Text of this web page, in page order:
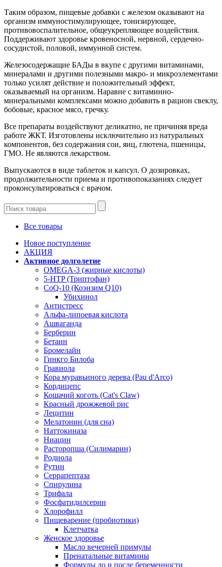
Таким образом, пищевые добавки с железом оказывают на
организм иммуностимулирующее, тонизирующее,
противовоспалительное, общеукрепляющее воздействия.
Поддерживают здоровье кровеносной, нервной, сердечно-
сосудистой, половой, иммунной систем.
Железосодержащие БАДы в вкупе с другими витаминами,
минералами и другими полезными макро- и микроэлементами
только усилят действие и положительный эффект,
оказываемый на организм. Наравне с витаминно-
минеральными комплексами можно добавить в рацион свеклу,
бобовые, красное мясо, гречку.
Все препараты воздействуют деликатно, не причиняя вреда
работе ЖКТ. Изготовлены исключительно из натуральных
компонентов, без содержания сои, яиц, глютена, пшеницы,
ГМО. Не являются лекарством.
Выпускаются в виде таблеток и капсул. О дозировках,
продолжительности приема и противопоказаниях следует
проконсультироваться с врачом.
Все товары
Новое поступление
АКЦИЯ
Активное долголетие
OMEGA-3 (жирные кислоты)
5-HTP (Триптофан)
CoQ-10 (Коэнзим Q10)
Убихинол
Антистресс
Альфа-липоевая кислота
Ашваганда
Берберин
Бетаин
Бромелайн
Гинкго Билоба
Гравиола
Кора муравьиного дерева (Pau d'Arco)
Кордицепс
Кошачий коготь (Cat's Claw)
Красный дрожжевой рис
Лецитин
Мелатонин (для сна)
Наттокиназа
Ниацин
Расторопша (Силимарин)
Родиола
Рутин
Серрапептаза
Спирулина
Трифала
Фосфатидилсерин
Хлорофилл
Пищеварение (пробиотики)
Клетчатка
Женское здоровье
Масло вечерней примулы
Пренатальные витамины
Формулы до и после беременности